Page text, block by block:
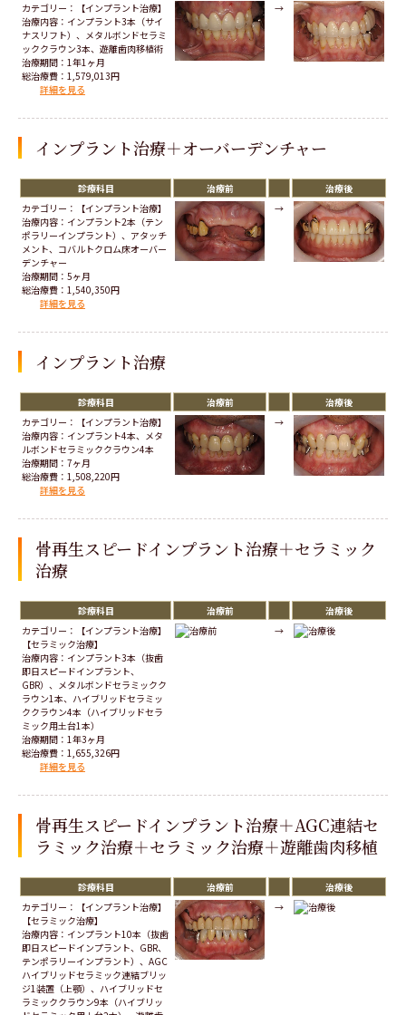
カテゴリー：【インプラント治療】
治療内容：インプラント3本（サイ
ナスリフト）、メタルボンドセラミ
ッククラウン3本、遊離歯肉移植術
治療期間：1年1ヶ月
総治療費：1,579,013円
詳細を見る
→
インプラント治療＋オーバーデンチャー
診療科目 治療前
治療後
カテゴリー：【インプラント治療】
治療内容：インプラント2本（テン
ポラリーインプラント）、アタッチ
メント、コバルトクロム床オーバー
デンチャー
治療期間：5ヶ月
総治療費：1,540,350円
詳細を見る
→
インプラント治療
診療科目 治療前
治療後
カテゴリー：【インプラント治療】
治療内容：インプラント4本、メタ
ルボンドセラミッククラウン4本
治療期間：7ヶ月
総治療費：1,508,220円
詳細を見る
→
骨再生スピードインプラント治療＋セラミック
治療
診療科目 治療前
治療後
カテゴリー：【インプラント治療】
【セラミック治療】
治療内容：インプラント3本（抜歯
即日スピードインプラント、
GBR）、メタルボンドセラミックク
ラウン1本、ハイブリッドセラミッ
ククラウン4本（ハイブリッドセラ
ミック用土台1本）
治療期間：1年3ヶ月
総治療費：1,655,326円
詳細を見る
→
骨再生スピードインプラント治療＋AGC連結セ
ラミック治療＋セラミック治療＋遊離歯肉移植
診療科目 治療前
治療後
カテゴリー：【インプラント治療】
【セラミック治療】
治療内容：インプラント10本（抜歯
即日スピードインプラント、GBR、
テンポラリーインプラント）、AGC
ハイブリッドセラミック連結ブリッ
ジ1装置（上顎）、ハイブリッドセ
ラミッククラウン9本（ハイブリッ
→